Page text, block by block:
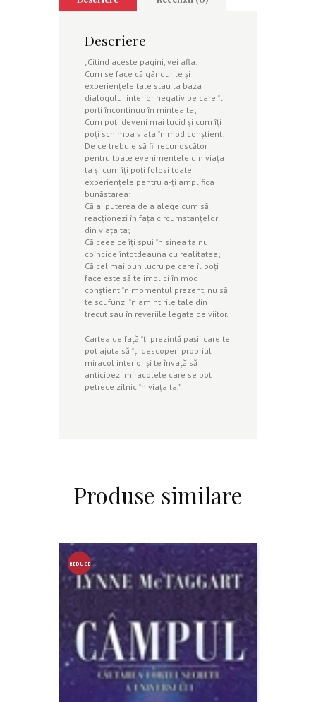
Descriere
„Citind aceste pagini, vei afla:
Cum se face că gândurile şi
experienţele tale stau la baza
dialogului interior negativ pe care îl
porţi încontinuu în mintea ta;
Cum poţi deveni mai lucid şi cum îţi
poţi schimba viaţa în mod conştient;
De ce trebuie să fii recunoscător
pentru toate evenimentele din viaţa
ta şi cum îţi poţi folosi toate
experienţele pentru a-ţi amplifica
bunăstarea;
Că ai puterea de a alege cum să
reacţionezi în faţa circumstanţelor
din viaţa ta;
Că ceea ce îţi spui în sinea ta nu
coincide întotdeauna cu realitatea;
Că cel mai bun lucru pe care îl poţi
face este să te implici în mod
conştient în momentul prezent, nu să
te scufunzi în amintirile tale din
trecut sau în reveriile legate de viitor.
Cartea de faţă îţi prezintă paşii care te
pot ajuta să îţi descoperi propriul
miracol interior şi te învaţă să
anticipezi miracolele care se pot
petrece zilnic în viaţa ta.”
Produse similare
REDUCE
RE!